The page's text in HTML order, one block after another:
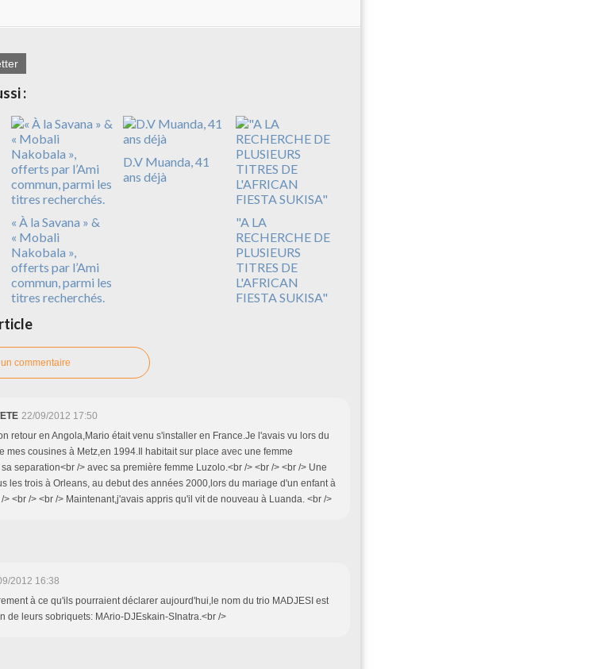
:
« À la Savana » &
« Mobali
Nakobala »,
offerts par l’Ami
commun, parmi les
titres recherchés.
D.V Muanda, 41
ans déjà
"A LA
RECHERCHE DE
PLUSIEURS
TITRES DE
L'AFRICAN
FIESTA SUKISA"
commentaire
22/09/2012 17:50
retour en Angola,Mario était venu s'installer en France.Je l'avais vu lors du
mes cousines à Metz,en 1994.Il habitait sur place avec une femme
separation<br /> avec sa première femme Luzolo.<br /> <br /> <br /> Une
les trois à Orleans, au debut des années 2000,lors du mariage d'un enfant à
> <br /> <br /> Maintenant,j'avais appris qu'il vit de nouveau à Luanda. <br />
2012 16:38
à ce qu'ils pourraient déclarer aujourd'hui,le nom du trio MADJESI est
de leurs sobriquets: MArio-DJEskain-SInatra.<br />